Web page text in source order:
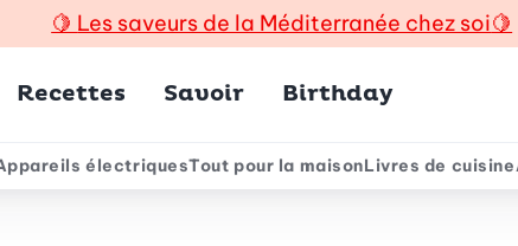
🍋 Les saveurs de la Méditerranée chez soi🍋
Recettes Savoir Birthday
électriquesTout pour la maisonLivres de cuisine